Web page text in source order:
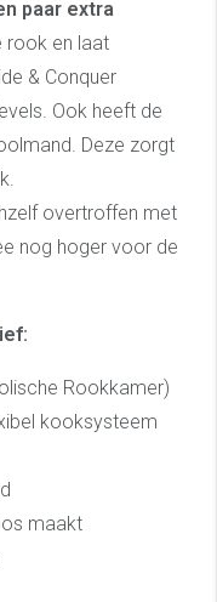
paar extra
rook en laat
& Conquer
Ook heeft de
Deze zorgt
overtroffen met
nog hoger voor de
Rookkamer)
kooksysteem
maakt